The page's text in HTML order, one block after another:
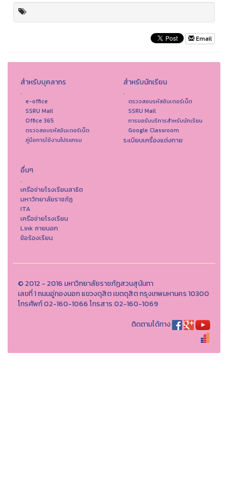
Email
สำหรับบุคลากร
.
e-office
SSRU Mail
Office 365
ตรวจสอบรหัสอินเตอร์เน็ต
คู่มือการใช้งานโปรแกรม
สำหรับนักเรียน
.
ตรวจสอบรหัสอินเตอร์เน็ต
SSRU Mail
การขอรับบริการสำหรับนักเรียน
Google Classroom
ระเบียบเครื่องแต่งกาย
อื่นๆ
.
เครือข่ายโรงเรียนสาธิต
มหาวิทยาลัยราชภัฏ
ITA
เครือข่ายโรงเรียน
Link ภายนอก
ข้อร้องเรียน
© 2012 - 2016 มหาวิทยาลัยราชภัฏสวนสุนันทา
เลขที่ 1 ถนนอู่ทองนอก แขวงดุสิต เขตดุสิต กรุงเทพมหานคร 10300
โทรศัพท์ 02-160-1066 โทรสาร 02-160-1069
ติดตามได้ทาง